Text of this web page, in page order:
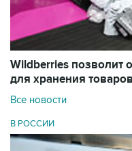
Wildberries позволит
для хранения
Все новости
В РОССИИ